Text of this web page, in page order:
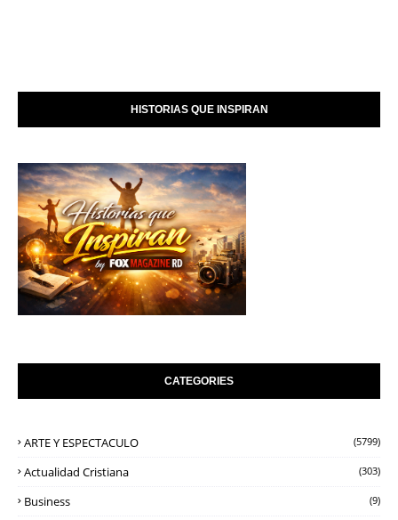
HISTORIAS QUE INSPIRAN
CATEGORIES
ARTE Y ESPECTACULO (5799)
Actualidad Cristiana (303)
Business (9)